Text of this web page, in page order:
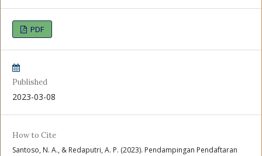
PDF
Published
2023-03-08
How to Cite
Santoso, N. A., & Redaputri, A. P. (2023). Pendampingan Pendaftaran